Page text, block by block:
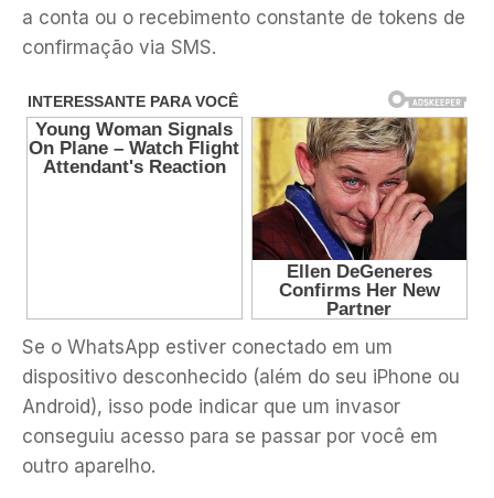
a conta ou o recebimento constante de tokens de
confirmação via SMS.
Se o WhatsApp estiver conectado em um
dispositivo desconhecido (além do seu iPhone ou
Android), isso pode indicar que um invasor
conseguiu acesso para se passar por você em
outro aparelho.